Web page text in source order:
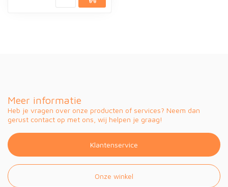
Meer informatie
Heb je vragen over onze producten of services? Neem dan
gerust contact op met ons, wij helpen je graag!
Klantenservice
Onze winkel